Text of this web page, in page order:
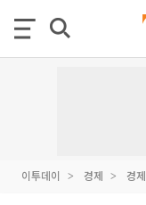
이투데이 경제 경